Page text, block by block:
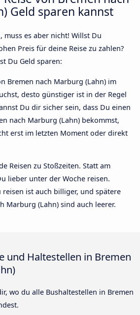
Geld sparen kannst
muss es aber nicht! Willst Du
Preis für deine Reise zu zahlen?
Du Geld sparen:
Bremen nach Marburg (Lahn) im
desto günstiger ist in der Regel
Du dir sicher sein, dass Du einen
nach Marburg (Lahn) bekommst,
erst im letzten Moment oder direkt
Reisen zu Stoßzeiten. Statt am
lieber unter der Woche reisen.
reisen ist auch billiger, und spätere
Marburg (Lahn) sind auch leerer.
und Haltestellen in Bremen
wo du alle Bushaltestellen in Bremen